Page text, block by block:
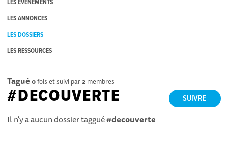
LES ÉVÉNEMENTS
LES ANNONCES
LES DOSSIERS
LES RESSOURCES
Tagué 0fois et suivi par2 membres
SUIVRE
#DECOUVERTE
Il n'y a aucun dossier taggué#decouverte